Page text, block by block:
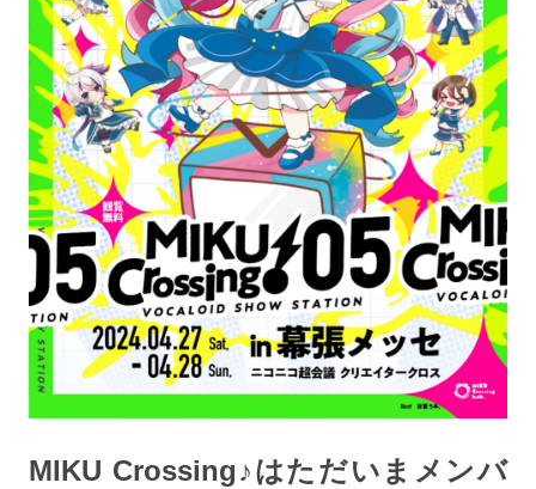
MIKU Crossing♪はただいまメンバ